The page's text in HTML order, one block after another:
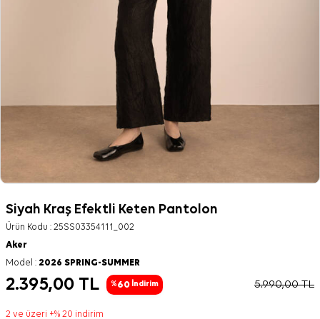
Siyah Kraş Efektli Keten Pantolon
Ürün Kodu : 25SS03354111_002
Aker
Model : 2026 SPRING-SUMMER
2.395,00 TL %60 İndirim 5.990,00TL
2 ve üzeri +% 20 indirim